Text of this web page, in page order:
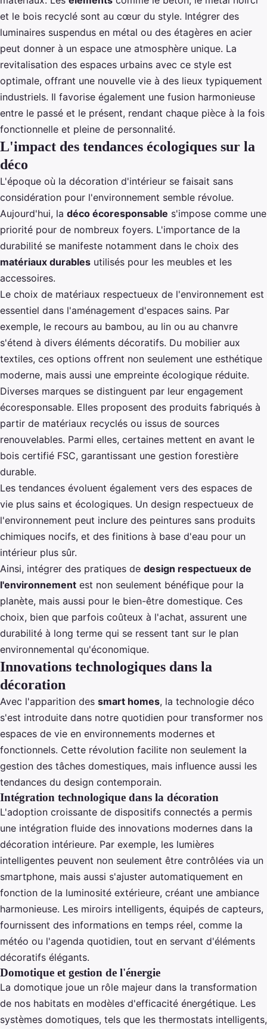
et le bois recyclé sont au cœur du style. Intégrer des
luminaires suspendus en métal ou des étagères en acier
peut donner à un espace une atmosphère unique. La
revitalisation des espaces urbains avec ce style est
optimale, offrant une nouvelle vie à des lieux typiquement
industriels. Il favorise également une fusion harmonieuse
entre le passé et le présent, rendant chaque pièce à la fois
fonctionnelle et pleine de personnalité.
L'impact des tendances écologiques sur la
déco
L'époque où la décoration d'intérieur se faisait sans
considération pour l'environnement semble révolue.
Aujourd'hui, la déco écoresponsable s'impose comme une
priorité pour de nombreux foyers. L'importance de la
durabilité se manifeste notamment dans le choix des
matériaux durables utilisés pour les meubles et les
accessoires.
Le choix de matériaux respectueux de l'environnement est
essentiel dans l'aménagement d'espaces sains. Par
exemple, le recours au bambou, au lin ou au chanvre
s'étend à divers éléments décoratifs. Du mobilier aux
textiles, ces options offrent non seulement une esthétique
moderne, mais aussi une empreinte écologique réduite.
Diverses marques se distinguent par leur engagement
écoresponsable. Elles proposent des produits fabriqués à
partir de matériaux recyclés ou issus de sources
renouvelables. Parmi elles, certaines mettent en avant le
bois certifié FSC, garantissant une gestion forestière
durable.
Les tendances évoluent également vers des espaces de
vie plus sains et écologiques. Un design respectueux de
l'environnement peut inclure des peintures sans produits
chimiques nocifs, et des finitions à base d'eau pour un
intérieur plus sûr.
Ainsi, intégrer des pratiques de design respectueux de
l'environnement est non seulement bénéfique pour la
planète, mais aussi pour le bien-être domestique. Ces
choix, bien que parfois coûteux à l'achat, assurent une
durabilité à long terme qui se ressent tant sur le plan
environnemental qu'économique.
Innovations technologiques dans la
décoration
Avec l'apparition des smart homes, la technologie déco
s'est introduite dans notre quotidien pour transformer nos
espaces de vie en environnements modernes et
fonctionnels. Cette révolution facilite non seulement la
gestion des tâches domestiques, mais influence aussi les
tendances du design contemporain.
Intégration technologique dans la décoration
L'adoption croissante de dispositifs connectés a permis
une intégration fluide des innovations modernes dans la
décoration intérieure. Par exemple, les lumières
intelligentes peuvent non seulement être contrôlées via un
smartphone, mais aussi s'ajuster automatiquement en
fonction de la luminosité extérieure, créant une ambiance
harmonieuse. Les miroirs intelligents, équipés de capteurs,
fournissent des informations en temps réel, comme la
météo ou l'agenda quotidien, tout en servant d'éléments
décoratifs élégants.
Domotique et gestion de l'énergie
La domotique joue un rôle majeur dans la transformation
de nos habitats en modèles d'efficacité énergétique. Les
systèmes domotiques, tels que les thermostats intelligents,